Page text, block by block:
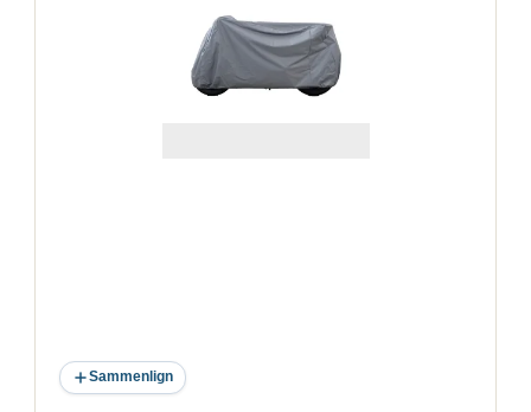
Sammenlign